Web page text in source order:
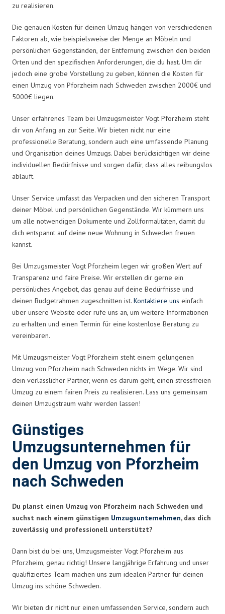
zu realisieren.
Die genauen Kosten für deinen Umzug hängen von verschiedenen
Faktoren ab, wie beispielsweise der Menge an Möbeln und
persönlichen Gegenständen, der Entfernung zwischen den beiden
Orten und den spezifischen Anforderungen, die du hast. Um dir
jedoch eine grobe Vorstellung zu geben, können die Kosten für
einen Umzug von Pforzheim nach Schweden zwischen 2000€ und
5000€ liegen.
Unser erfahrenes Team bei Umzugsmeister Vogt Pforzheim steht
dir von Anfang an zur Seite. Wir bieten nicht nur eine
professionelle Beratung, sondern auch eine umfassende Planung
und Organisation deines Umzugs. Dabei berücksichtigen wir deine
individuellen Bedürfnisse und sorgen dafür, dass alles reibungslos
abläuft.
Unser Service umfasst das Verpacken und den sicheren Transport
deiner Möbel und persönlichen Gegenstände. Wir kümmern uns
um alle notwendigen Dokumente und Zollformalitäten, damit du
dich entspannt auf deine neue Wohnung in Schweden freuen
kannst.
Bei Umzugsmeister Vogt Pforzheim legen wir großen Wert auf
Transparenz und faire Preise. Wir erstellen dir gerne ein
persönliches Angebot, das genau auf deine Bedürfnisse und
deinen Budgetrahmen zugeschnitten ist. Kontaktiere uns einfach
über unsere Website oder rufe uns an, um weitere Informationen
zu erhalten und einen Termin für eine kostenlose Beratung zu
vereinbaren.
Mit Umzugsmeister Vogt Pforzheim steht einem gelungenen
Umzug von Pforzheim nach Schweden nichts im Wege. Wir sind
dein verlässlicher Partner, wenn es darum geht, einen stressfreien
Umzug zu einem fairen Preis zu realisieren. Lass uns gemeinsam
deinen Umzugstraum wahr werden lassen!
Günstiges
Umzugsunternehmen für
den Umzug von Pforzheim
nach Schweden
Du planst einen Umzug von Pforzheim nach Schweden und
suchst nach einem günstigen Umzugsunternehmen, das dich
zuverlässig und professionell unterstützt?
Dann bist du bei uns, Umzugsmeister Vogt Pforzheim aus
Pforzheim, genau richtig! Unsere langjährige Erfahrung und unser
qualifiziertes Team machen uns zum idealen Partner für deinen
Umzug ins schöne Schweden.
Wir bieten dir nicht nur einen umfassenden Service, sondern auch